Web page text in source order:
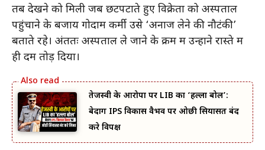
तब देखने को मिली जब छटपटाते हुए विक्रेता को अस्पताल
पहुंचाने के बजाय गोदाम कर्मी उसे ‘अनाज लेने की नौटंकी’
बताते रहे। अंततः अस्पताल ले जाने के क्रम में उन्होंने रास्ते में
ही दम तोड़ दिया।
तेजस्वी के आरोपों पर LIB का ‘हल्ला बोल’:
बेदाग IPS विकास वैभव पर ओछी सियासत बंद
करे विपक्ष